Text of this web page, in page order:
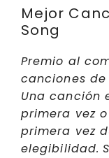
Mejor
Song
Premio al
canciones de
Una canción
primera vez
primera vez
elegibilidad.